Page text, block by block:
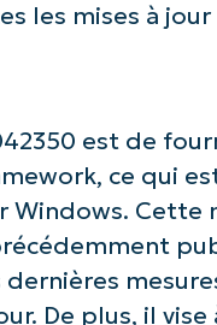
les mises à
est de
ce qui
Windows. Cette
De plus, il